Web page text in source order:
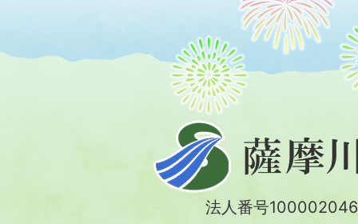
摩
川
法人番号